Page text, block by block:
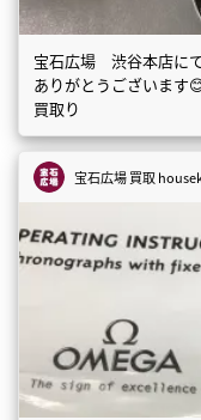
宝石広場 渋谷本店に
ありがとうございま
買取り
宝石広場 買取